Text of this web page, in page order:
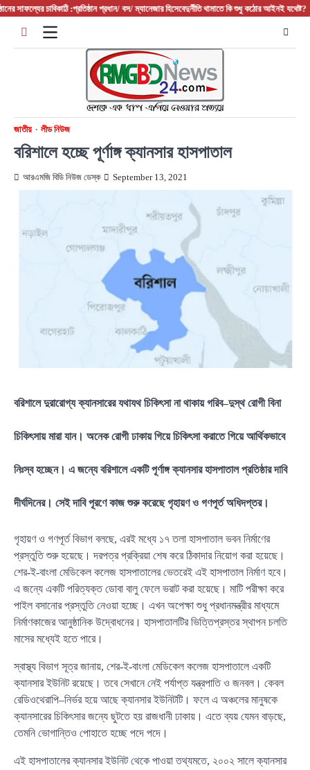
Skipচাবিকাঠি :প্রতিষ্ঠান প্রধান/ বস/ ম্যানেজার হিসেবেদুর্নীতি থামাতে কি শুধু কঠোর আইনই যথেষ্ট?
জাতীয় লীড নিউজ
বরিশালে হচ্ছে পূর্ণাঙ্গ ক্যানসার হাসপাতাল
আরএমজি বিডি নিউজ ডেস্ক September 13, 2021
বরিশালে দুরারোগ্য ক্যানসারের যথাযথ চিকিৎসা না থাকায় গরিব–দুস্থ রোগী বিনা
চিকিৎসায় মারা যান। অনেক রোগী ঢাকায় গিয়ে চিকিৎসা করাতে গিয়ে আর্থিকভাবে
নিঃস্ব হচ্ছেন। এ জন্যে বরিশালে একটি পূর্ণাঙ্গ ক্যানসার হাসপাতাল প্রতিষ্ঠার দাবি
দীর্ঘদিনের। সেই দাবি পূরণে কাজ শুরু করেছে গৃহায়ণ ও গণপূর্ত অধিদপ্তর।
গৃহায়ণ ও গণপূর্ত বিভাগ বলছে, এরই মধ্যে ১৭ তলা হাসপাতাল ভবন নির্মাণের
প্রস্তুতি শুরু হয়েছে। দরপত্র প্রক্রিয়া শেষ করে ঠিকাদার নিয়োগ করা হয়েছে।
শের-ই-বাংলা মেডিকেল কলেজ হাসপাতালের ভেতরেই এই হাসপাতাল নির্মাণ হবে।
এ জন্যে একটি পরিত্যক্ত ডোবা বালু ফেলে ভরাট করা হয়েছে। মাটি পরীক্ষা করে
পাইল বসানোর প্রস্তুতি নেওয়া হচ্ছে। এখন অপেক্ষা শুধু প্রধানমন্ত্রীর মাধ্যমে
নির্মাণকাজের আনুষ্ঠানিক উদ্বোধনের। হাসপাতালটির ভিত্তিপ্রস্তর স্থাপন চলতি
মাসের মধ্যেই হতে পারে।
স্বাস্থ্য বিভাগ সূত্র জানায়, শের-ই-বাংলা মেডিকেল কলেজ হাসপাতালে একটি
ক্যানসার ইউনিট রয়েছে। তবে সেখানে নেই পর্যাপ্ত যন্ত্রপাতি ও জনবল। কেবল
রেডিওথেরাপি–নির্ভর হয়ে আছে ক্যানসার ইউনিটটি। ফলে এ অঞ্চলের মানুষকে
ক্যানসারের চিকিৎসার জন্যে ছুটতে হয় রাজধানী ঢাকায়। এতে ব্যয় যেমন বাড়ছে,
তেমনি ভোগান্তিও পোহাতে হচ্ছে পদে পদে।
এই হাসপাতালের ক্যানসার ইউনিট থেকে পাওয়া তথ্যমতে, ২০০২ সালে ক্যানসার